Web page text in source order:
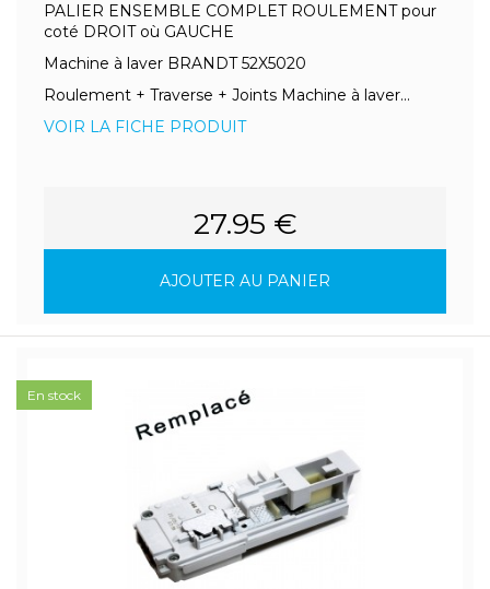
PALIER ENSEMBLE COMPLET ROULEMENT pour
coté DROIT où GAUCHE
Machine à laver BRANDT 52X5020
Roulement + Traverse + Joints Machine à laver...
VOIR LA FICHE PRODUIT
27.95 €
AJOUTER AU PANIER
En stock